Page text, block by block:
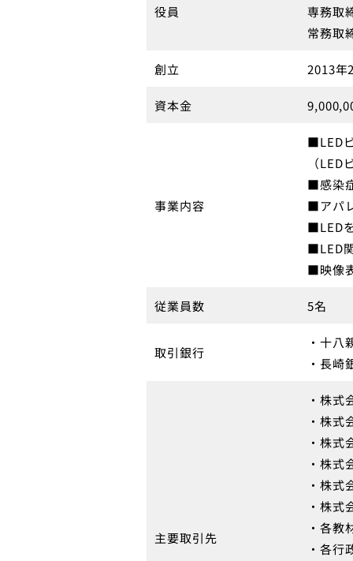
役員
専務取
常務取
創立 2013年
資本金
事業内容
■LED
（
■感染
■アパ
■LED
■LED
■映像
従業員数 5名
取引銀行
・十八
・長崎
主要取引先
・株式
・株式
・株式
・株式
・株式
・株式
・各教
・各行